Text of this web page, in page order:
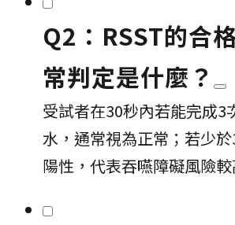
Q2：RSST的合
常判定是什麼？
受試者在30秒內若能完成3
水，通常視為正常；若少
陽性，代表吞嚥障礙風險較